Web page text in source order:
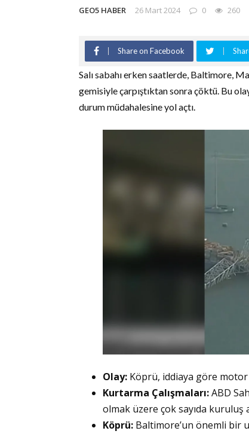
GEO5 HABER 26 Mart 2024 0 260
Share on Facebook
Salı sabahı erken saatlerde, Baltimore,
gemisiyle çarpıştıktan sonra çöktü. Bu
durum müdahalesine yol açtı.
Olay: Köprü, iddiaya göre motor
Kurtarma Çalışmaları:ABD
olmak üzere çok sayıda kuruluş
Köprü: Baltimore’un önemli bir